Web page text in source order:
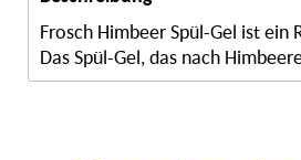
Frosch Himbeer Spül-Gel ist ein
Das Spül-Gel, das nach